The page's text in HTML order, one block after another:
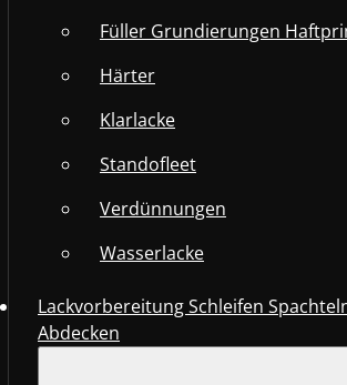
Füller Grundierungen
Härter
Klarlacke
Standofleet
Verdünnungen
Wasserlacke
Lackvorbereitung Schleifen
Abdecken